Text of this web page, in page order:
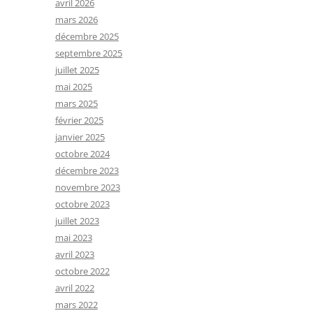
avril 2026
mars 2026
décembre 2025
septembre 2025
juillet 2025
mai 2025
mars 2025
février 2025
janvier 2025
octobre 2024
décembre 2023
novembre 2023
octobre 2023
juillet 2023
mai 2023
avril 2023
octobre 2022
avril 2022
mars 2022